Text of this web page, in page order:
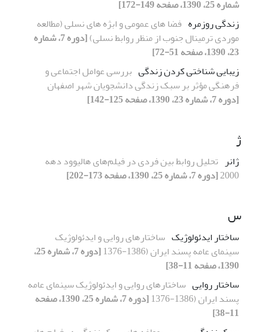
شماره 25، 1390، صفحه 149-172]
زندگی روزمره فضا های عمومی و ابژه های نسلی (مطالعه
موردی ترمینال جنوب از منظر روابط نسلی)
[دوره 7، شماره
23، 1390، صفحه 51-72]
زیبایی شناختی کردن زندگی بررسی عوامل اجتماعی و
فرهنگی مؤثر بر سبک زندگی دانشجویان شهر اصفهان
[دوره 7، شماره 23، 1390، صفحه 125-142]
ژ
ژانر تحلیل روابط بین فردی در فیلم‌های هالیوود دهه
2000[دوره 7، شماره 25، 1390، صفحه 173-202]
س
ساختار ایدئولوژیک ساختارهای روایی و ایدئولوژیک
سینمای عامه پسند ایران (1386-1376
[دوره 7، شماره 25،
1390، صفحه 11-38]
ساختار روایی ساختارهای روایی و ایدئولوژیک سینمای عامه
پسند ایران (1386-1376
[دوره 7، شماره 25، 1390، صفحه
11-38]